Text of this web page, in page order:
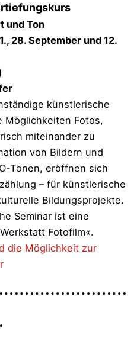
und Ton
28. September und 12.
künstlerische
Möglichkeiten Fotos,
miteinander zu
von Bildern und
Tönen, eröffnen sich
– für künstlerische
Bildungsprojekte.
Seminar ist eine
Fotofilm«.
die Möglichkeit zur